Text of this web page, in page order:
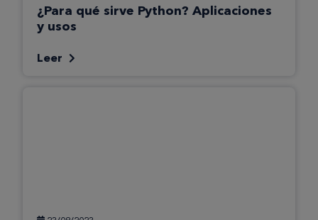
¿Para qué sirve Python? Aplicaciones
y usos
Leer